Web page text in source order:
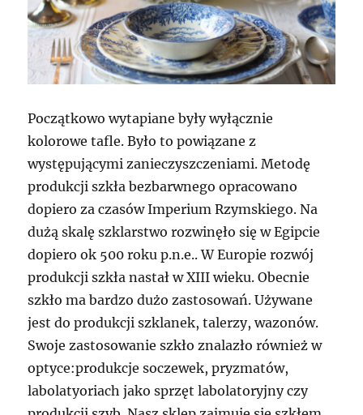
Początkowo wytapiane były wyłącznie
kolorowe tafle. Było to powiązane z
występującymi zanieczyszczeniami. Metodę
produkcji szkła bezbarwnego opracowano
dopiero za czasów Imperium Rzymskiego. Na
dużą skalę szklarstwo rozwinęło się w Egipcie
dopiero ok 500 roku p.n.e.. W Europie rozwój
produkcji szkła nastał w XIII wieku. Obecnie
szkło ma bardzo dużo zastosowań. Używane
jest do produkcji szklanek, talerzy, wazonów.
Swoje zastosowanie szkło znalazło również w
optyce:produkcje soczewek, pryzmatów,
labolatyoriach jako sprzęt labolatoryjny czy